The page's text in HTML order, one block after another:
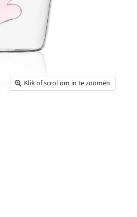
Klik of scrol om in te zoomen